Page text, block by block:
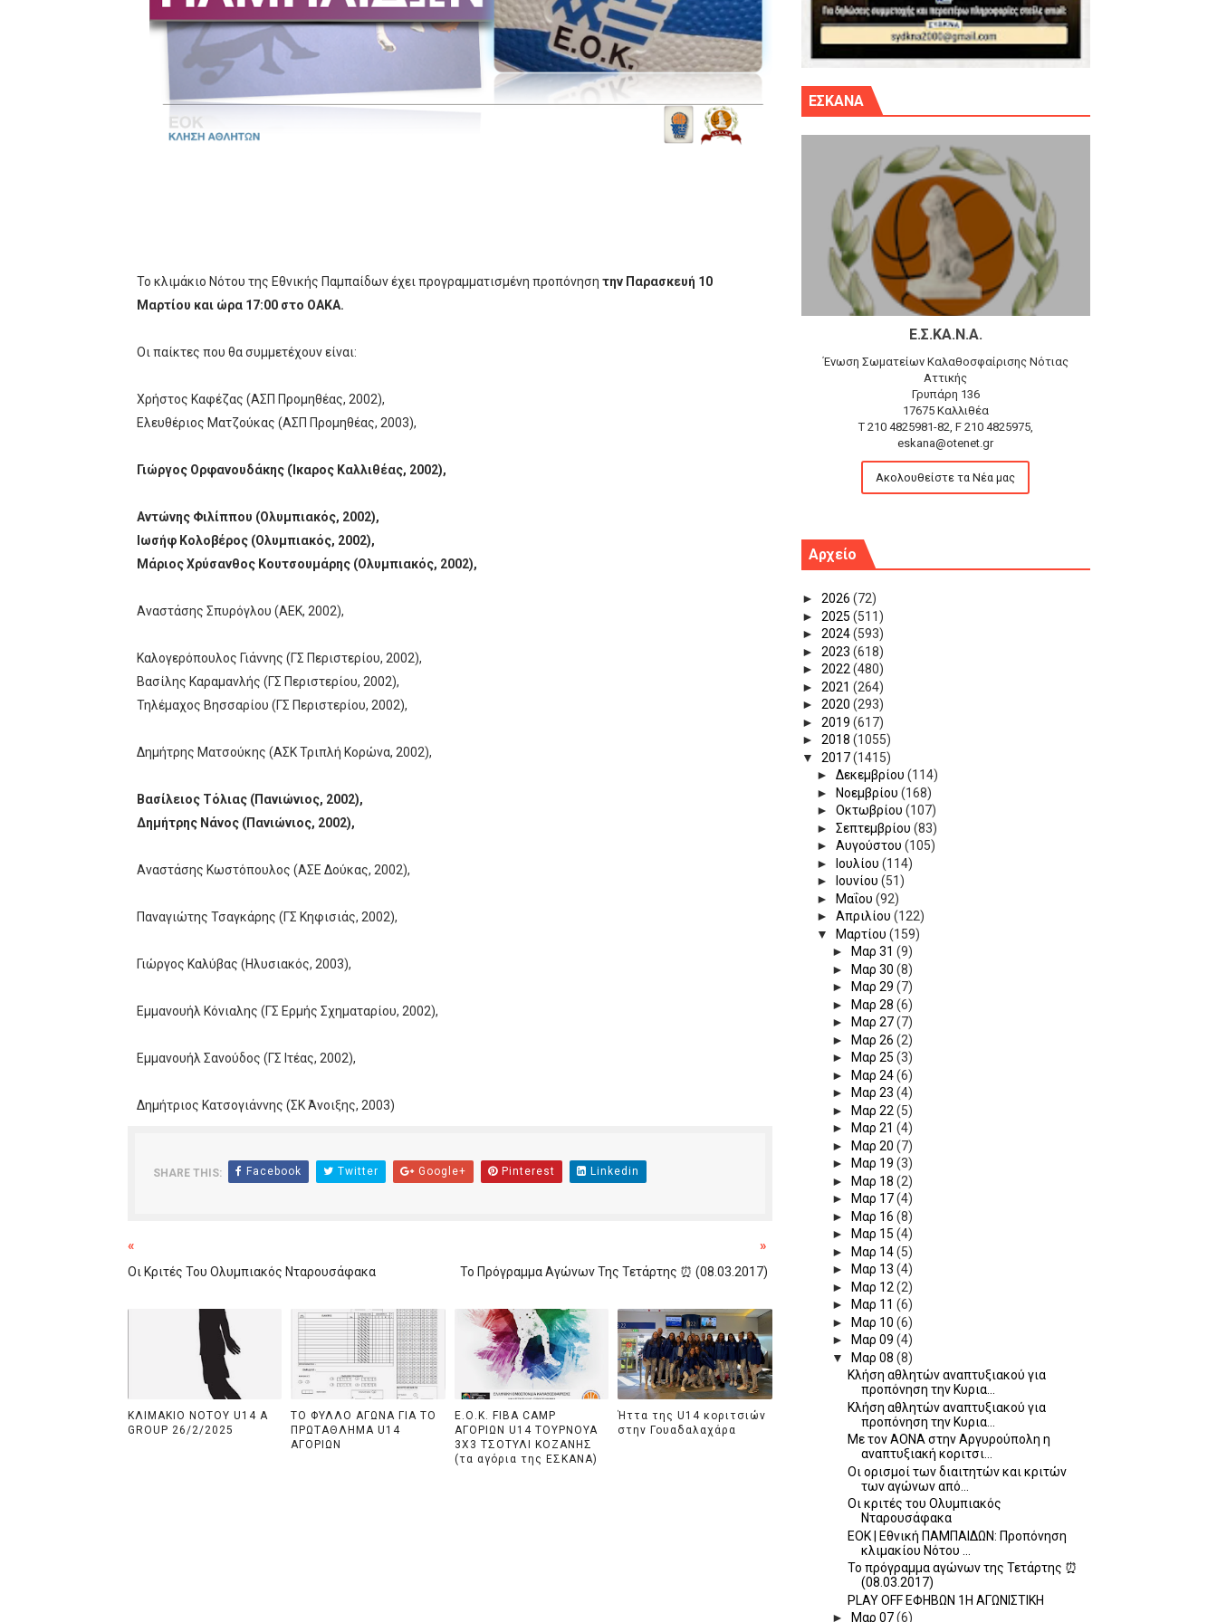
ΧΡΟΝΙΑ ΠΟΛΛΑ ΣΤΟ ΕΛΛΗΝΙΚΟ ΜΠΑΣΚΕΤ : 39Η ΕΠΕΤΕΙΟΣ ΑΠΟ ΤΟ ΕΠΟΣ ΤΟΥ 1987
Ο δρόμος για τον 29ο τελικό κυπέλλου ανδρών ΕΣΚΑΝΑ Μανδραϊκός Προοδευτική στο νέο κλ. Αγίου Δημητρίου την Κυριακή 14.6.26
U21: Τεράστια πρόκριση για τον Πανελευσινιακό στον τελικό αύριο με Αρετσού (το video του αγώνα)
Γ΄ανδρών play offs : "Σκληρό" καρύδι η Φιλία Περάματος έφερε την σειρά στα ίσια (1-1) νίκησε τον Προφήτη Ηλία 78-74 στα Καμίνια
Το κλιμάκιο Νότου της Εθνικής Παμπαίδων έχει προγραμματισμένη προπόνηση την Παρασκευή 10
Μαρτίου και ώρα 17:00 στο ΟΑΚΑ.
Οι παίκτες που θα συμμετέχουν είναι:
Χρήστος Καφέζας (ΑΣΠ Προμηθέας, 2002),
Ελευθέριος Ματζούκας (ΑΣΠ Προμηθέας, 2003),
Γιώργος Ορφανουδάκης (Ίκαρος Καλλιθέας, 2002),
Αντώνης Φιλίππου (Ολυμπιακός, 2002),
Ιωσήφ Κολοβέρος (Ολυμπιακός, 2002),
Μάριος Χρύσανθος Κουτσουμάρης (Ολυμπιακός, 2002),
Αναστάσης Σπυρόγλου (ΑΕΚ, 2002),
Καλογερόπουλος Γιάννης (ΓΣ Περιστερίου, 2002),
Βασίλης Καραμανλής (ΓΣ Περιστερίου, 2002),
Τηλέμαχος Βησσαρίου (ΓΣ Περιστερίου, 2002),
Δημήτρης Ματσούκης (ΑΣΚ Τριπλή Κορώνα, 2002),
Βασίλειος Τόλιας (Πανιώνιος, 2002),
Δημήτρης Νάνος (Πανιώνιος, 2002),
Αναστάσης Κωστόπουλος (ΑΣΕ Δούκας, 2002),
Παναγιώτης Τσαγκάρης (ΓΣ Κηφισιάς, 2002),
Γιώργος Καλύβας (Ηλυσιακός, 2003),
Εμμανουήλ Κόνιαλης (ΓΣ Ερμής Σχηματαρίου, 2002),
Εμμανουήλ Σανούδος (ΓΣ Ιτέας, 2002),
Δημήτριος Κατσογιάννης (ΣΚ Άνοιξης, 2003)
SHARE THIS: Facebook Twitter Google+ Pinterest Linkedin
«
Οι Κριτές Του Ολυμπιακός Νταρουσάφακα
»
Το Πρόγραμμα Αγώνων Της Τετάρτης ⏰ (08.03.2017)
ΚΛΙΜΑΚΙΟ ΝΟΤΟΥ U14 Α
GROUP 26/2/2025
ΤΟ ΦΥΛΛΟ ΑΓΩΝΑ ΓΙΑ ΤΟ
ΠΡΩΤΑΘΛΗΜΑ U14
ΑΓΟΡΙΩΝ
Ε.Ο.Κ. FIBA CAMP
ΑΓΟΡΙΩΝ U14 ΤΟΥΡΝΟΥΑ
3Χ3 ΤΣΟΤΥΛΙ ΚΟΖΑΝΗΣ
(τα αγόρια της ΕΣΚΑΝΑ)
Ήττα της U14 κοριτσιών
στην Γουαδαλαχάρα
ΕΣΚΑΝΑ
Ε.Σ.ΚΑ.Ν.Α.
Ένωση Σωματείων Καλαθοσφαίρισης Νότιας
Αττικής
Γρυπάρη 136
17675 Καλλιθέα
T 210 4825981-82, F 210 4825975,
eskana@otenet.gr
Ακολουθείστε τα Νέα μας
Αρχείο
► 2026 (72)
► 2025 (511)
► 2024(593)
► 2023 (618)
► 2022(480)
► 2021 (264)
► 2020 (293)
► 2019 (617)
► 2018 (1055)
▼ 2017(1415)
►Δεκεμβρίου(114)
► Νοεμβρίου(168)
►Οκτωβρίου(107)
►Σεπτεμβρίου(83)
►Αυγούστου(105)
►
Ιουλίου(114)
►
Ιουνίου(51)
► Μαΐου(92)
►Απριλίου(122)
▼ Μαρτίου(159)
►
Μαρ 31(9)
►
Μαρ 30(8)
►
Μαρ 29(7)
►
Μαρ 28(6)
►
Μαρ 27(7)
►
Μαρ 26(2)
►
Μαρ 25(3)
►
Μαρ 24(6)
►
Μαρ 23(4)
►
Μαρ 22(5)
►
Μαρ 21(4)
►
Μαρ 20(7)
►
Μαρ 19(3)
►
Μαρ 18(2)
►
Μαρ 17(4)
►
Μαρ 16(8)
►
Μαρ 15(4)
►
Μαρ 14(5)
►
Μαρ 13(4)
►
Μαρ 12(2)
►
Μαρ 11(6)
►
Μαρ 10(6)
►
Μαρ 09(4)
▼
Μαρ 08(8)
Κλήση αθλητών αναπτυξιακού για
προπόνηση την Κυρια...
Κλήση αθλητών αναπτυξιακού για
προπόνηση την Κυρια...
Με τον ΑΟΝΑ στην Αργυρούπολη η
αναπτυξιακή κοριτσι...
Οι ορισμοί των διαιτητών και κριτών
των αγώνων από...
Οι κριτές του Ολυμπιακός
Νταρουσάφακα
ΕΟΚ | Εθνική ΠΑΜΠΑΙΔΩΝ: Προπόνηση
κλιμακίου Νότου ...
Το πρόγραμμα αγώνων της Τετάρτης ⏰
(08.03.2017)
PLAY OFF ΕΦΗΒΩΝ 1Η ΑΓΩΝΙΣΤΙΚΗ
►
Μαρ 07(6)